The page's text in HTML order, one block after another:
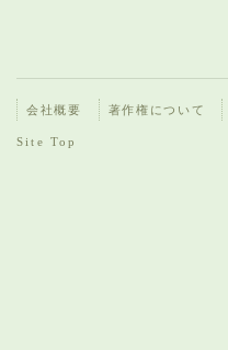
会社概要 著作権について
Site Top